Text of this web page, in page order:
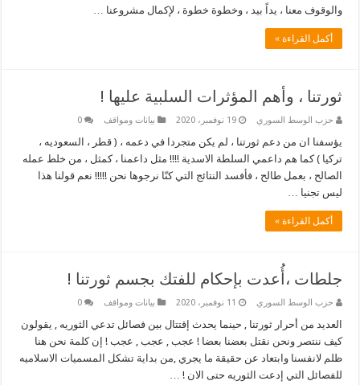
والوقوف معنا ، يداً بيد ، وخطوة خطوة ، لإكمال مشروعنا …
أكمل القراءة »
ثورتنا ، وأهم المؤثرات السلبية عليها !
حزب الوسط السوري 19 نوفمبر، 2020 بيانات ومواقف 0
يؤسفنا ان من دعم ثورتنا ، لم يكن متجردا في دعمه ، ( قطر ، السعوديه ،
تركيا ) كما هم داعمي السلطة الاسدية !!!! مثل داعمنا ، كمثل ، من خلط عمله
الصالح ، بعمل طالح ، فأفسد النتائج التي كنّا نرجوها نحن !!!!! نعم قولنا هذا
ليس تجنيا …
أكمل القراءة »
جلطات ،أُعدت بإحكام للفتك بجسم ثورتنا !
حزب الوسط السوري 11 نوفمبر، 2020 بيانات ومواقف 0
العديد من أحرار ثورتنا , حينما يحدث إقتتال بين فصائل تدعي الثوريه , يقولون
كيف ننتصر ونحن نقتل بعضنا بعضا ! عجب , عجب , عجب ! إن كلمة نحن هنا
ظلم لانفسنا وابتعاد عن حقيقة ما يجري ,من بداية تشكل المسميات الاسلاميه
للفصائل التي إدعت الثوريه حتى الان ! …